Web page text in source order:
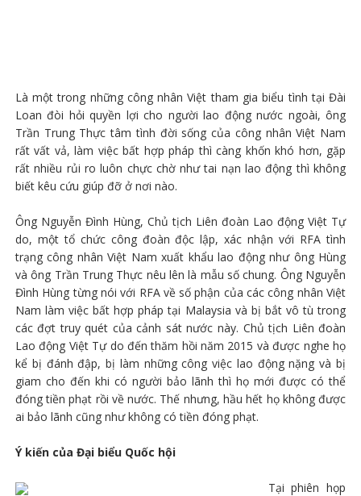
Là một trong những công nhân Việt tham gia biểu tình tại Đài
Loan đòi hỏi quyền lợi cho người lao động nước ngoài, ông
Trần Trung Thực tâm tình đời sống của công nhân Việt Nam
rất vất vả, làm việc bất hợp pháp thì càng khốn khó hơn, gặp
rất nhiều rủi ro luôn chực chờ như tai nạn lao động thì không
biết kêu cứu giúp đỡ ở nơi nào.
Ông Nguyễn Đình Hùng, Chủ tịch Liên đoàn Lao động Việt Tự
do, một tổ chức công đoàn độc lập, xác nhận với RFA tình
trạng công nhân Việt Nam xuất khẩu lao động như ông Hùng
và ông Trần Trung Thực nêu lên là mẫu số chung. Ông Nguyễn
Đình Hùng từng nói với RFA về số phận của các công nhân Việt
Nam làm việc bất hợp pháp tại Malaysia và bị bắt vô tù trong
các đợt truy quét của cảnh sát nước này. Chủ tịch Liên đoàn
Lao động Việt Tự do đến thăm hồi năm 2015 và được nghe họ
kể bị đánh đập, bị làm những công việc lao động nặng và bị
giam cho đến khi có người bảo lãnh thì họ mới được có thể
đóng tiền phạt rồi về nước. Thế nhưng, hầu hết họ không được
ai bảo lãnh cũng như không có tiền đóng phạt.
Ý kiến của Đại biểu Quốc hội
Tại phiên họp